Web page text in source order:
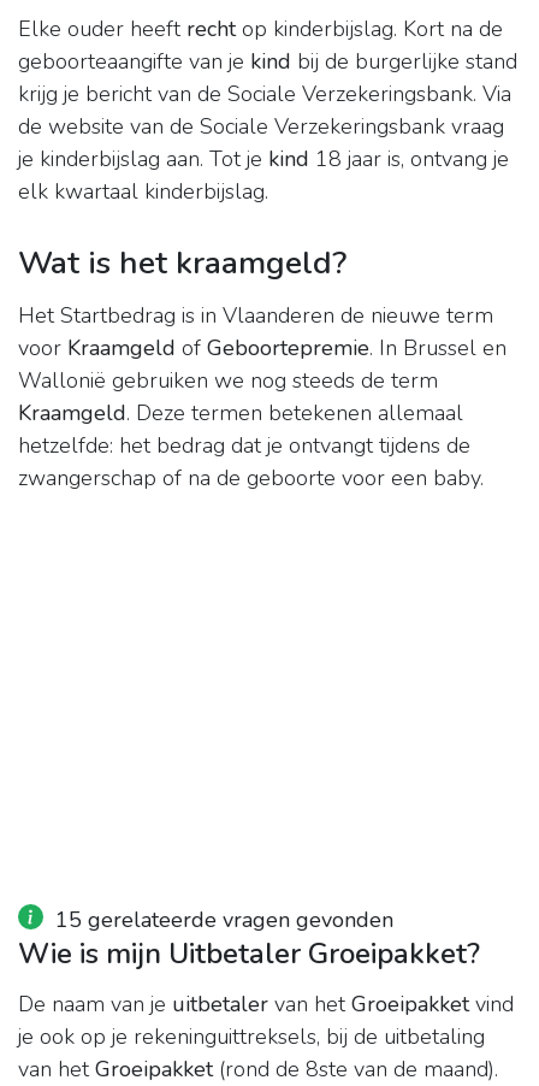
Elke ouder heeft rechtop kinderbijslag. Kort na de
geboorteaangifte van je kind bij de burgerlijke stand
krijg je bericht van de Sociale Verzekeringsbank. Via
de website van de Sociale Verzekeringsbank vraag
je kinderbijslag aan. Tot je kind 18 jaar is, ontvang je
elk kwartaal kinderbijslag.
Wat is het kraamgeld?
Het Startbedrag is in Vlaanderen de nieuwe term
voor Kraamgeld of Geboortepremie. In Brussel en
Wallonië gebruiken we nog steeds de term
Kraamgeld. Deze termen betekenen allemaal
hetzelfde: het bedrag dat je ontvangt tijdens de
zwangerschap of na de geboorte voor een baby.
15 gerelateerde vragen gevonden
Wie is mijn Uitbetaler Groeipakket?
De naam van je uitbetaler van hetGroeipakketvind
je ook op je rekeninguittreksels, bij de uitbetaling
van hetGroeipakket(rond de 8ste van de maand).